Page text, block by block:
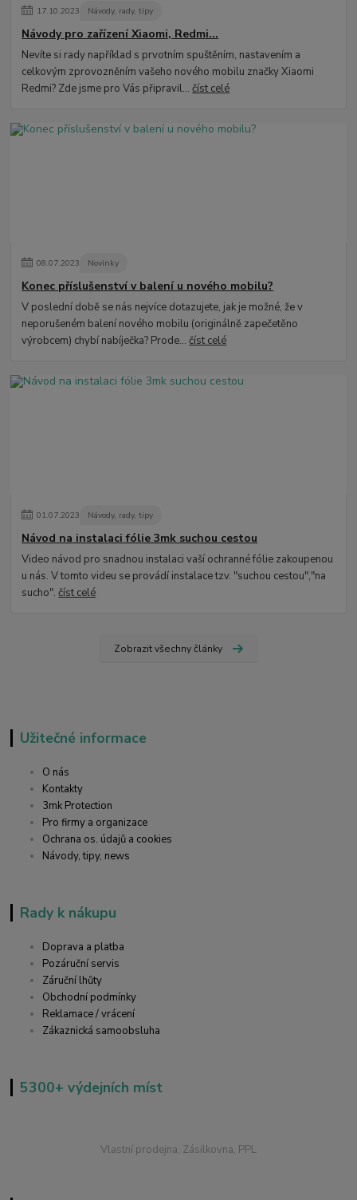
17.10.2023 Návody, rady, tipy
Návody pro zařízení Xiaomi, Redmi...
Nevíte si rady například s prvotním spuštěním, nastavením a
celkovým zprovozněním vašeho nového mobilu značky Xiaomi
Redmi? Zde jsme pro Vás připravil...číst celé
08.07.2023 Novinky
Konec příslušenství v balení u nového mobilu?
V poslední době se nás nejvíce dotazujete, jak je možné, že v
neporušeném balení nového mobilu (originálně zapečetěno
výrobcem) chybí nabíječka? Prode...číst celé
01.07.2023 Návody, rady, tipy
Návod na instalaci fólie 3mk suchou cestou
Video návod pro snadnou instalaci vaší ochranné fólie zakoupenou
u nás. V tomto videu se provádí instalace tzv. "suchou cestou","na
sucho".číst celé
Zobrazit všechny články
Užitečné informace
O nás
Kontakty
3mk Protection
Pro firmy a organizace
Ochrana os. údajů a cookies
Návody, tipy, news
Rady k nákupu
Doprava a platba
Pozáruční servis
Záruční lhůty
Obchodní podmínky
Reklamace / vrácení
Zákaznická samoobsluha
5300+ výdejních míst
Vlastní prodejna, Zásilkovna, PPL